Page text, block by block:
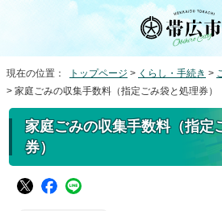
現在の位置： トップページ > くらし・手続き >
> 家庭ごみの収集手数料（指定ごみ袋と処理券）
家庭ごみの収集手数料（指定
券）